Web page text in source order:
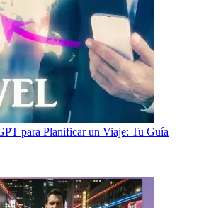
para Planificar un Viaje: Tu Guía